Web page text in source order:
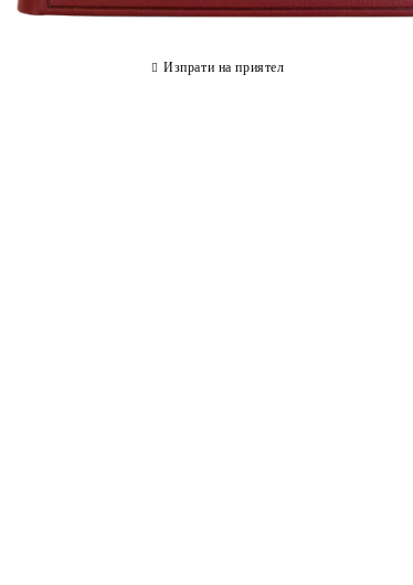
Изпрати на приятел